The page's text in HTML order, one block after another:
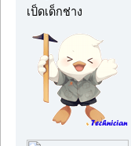
เป็ดเด็กช่าง